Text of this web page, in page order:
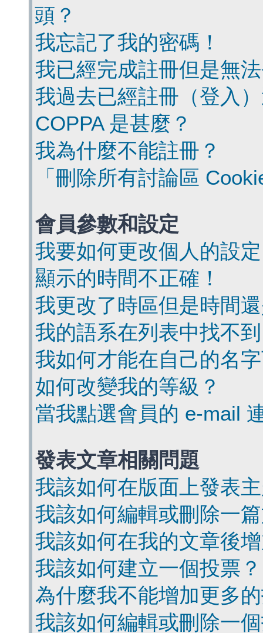
頭？
我忘記了我的密碼！
我已經完成註冊但是無
我過去已經註冊（登入
COPPA 是甚麼？
我為什麼不能註冊？
「刪除所有討論區
會員參數和設定
我要如何更改個人的設
顯示的時間不正確！
我更改了時區但是時間
我的語系在列表中找不
我如何才能在自己的名
如何改變我的等級？
當我點選會員的 e-mail
發表文章相關問題
我該如何在版面上發表
我該如何編輯或刪除一
我該如何在我的文章後
我該如何建立一個投票？
為什麼我不能增加更多
我該如何編輯或刪除一